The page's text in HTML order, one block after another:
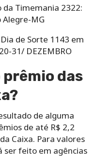
da Timemania 2322:
MG
de Sorte 1143 em
31/ DEZEMBRO
prêmio das
de alguma
de até R$ 2,2
Caixa. Para valores
ser feito em agências